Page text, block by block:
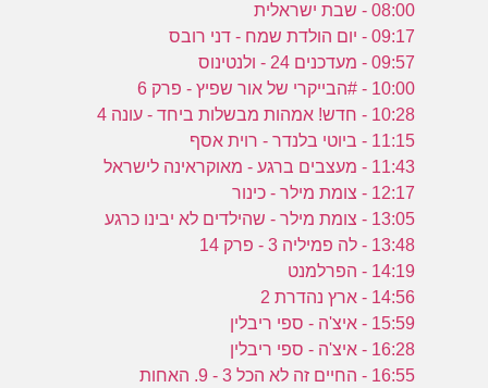
08:00 - שבת ישראלית
09:17 - יום הולדת שמח - דני רובס
09:57 - מעדכנים 24 - ולנטינוס
10:00 - #הבייקרי של אור שפיץ - פרק 6
10:28 - חדש! אמהות מבשלות ביחד - עונה 4
11:15 - ביוטי בלנדר - רוית אסף
11:43 - מעצבים ברגע - מאוקראינה לישראל
12:17 - צומת מילר - כינור
13:05 - צומת מילר - שהילדים לא יבינו כרגע
13:48 - לה פמיליה 3 - פרק 14
14:19 - הפרלמנט
14:56 - ארץ נהדרת 2
15:59 - איצ'ה - ספי ריבלין
16:28 - איצ'ה - ספי ריבלין
16:55 - החיים זה לא הכל 3 - 9. האחות